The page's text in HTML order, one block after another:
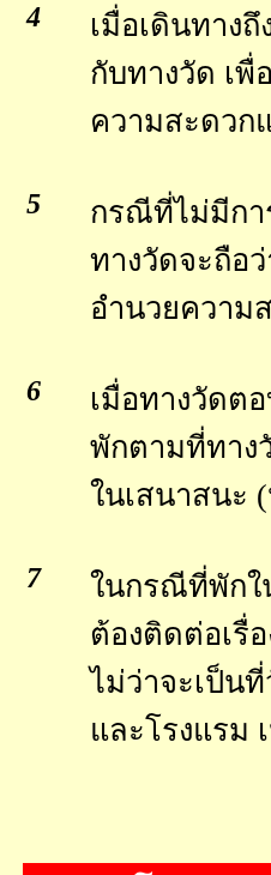
4
เมื่อเดินทาง
กับทางวัด เ
ความสะดวก
5
กรณีที่ไม่มีกา
ทางวัดจะถือ
อำนวยความ
6
เมื่อทางวัดต
พักตามที่ทาง
ในเสนาสนะ
7
ในกรณีที่พักใ
ต้องติดต่อเรื่
ไม่ว่าจะเป็น
และโรงแรม